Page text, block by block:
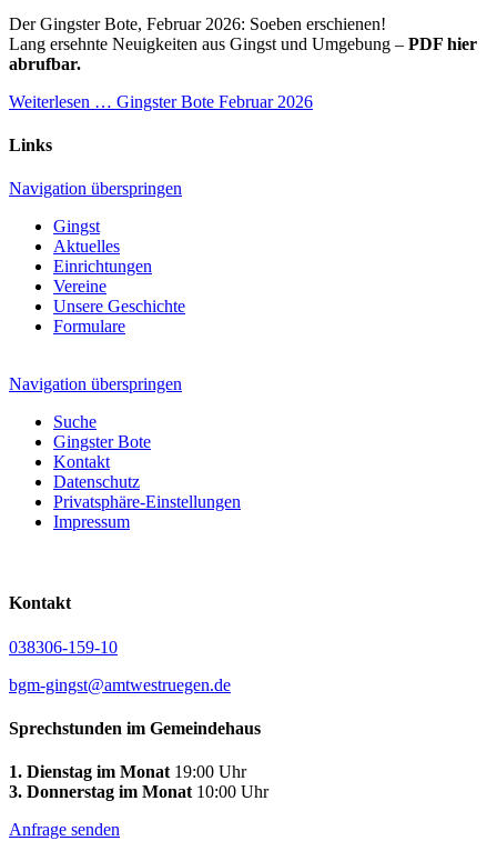
Der Gingster Bote, Februar 2026: Soeben erschienen!
Lang ersehnte Neuigkeiten aus Gingst und Umgebung – PDF hier
abrufbar.
Weiterlesen … Gingster Bote Februar 2026
Links
Navigation überspringen
Gingst
Aktuelles
Einrichtungen
Vereine
Unsere Geschichte
Formulare
Navigation überspringen
Suche
Gingster Bote
Kontakt
Datenschutz
Privatsphäre-Einstellungen
Impressum
Kontakt
038306-159-10
bgm-gingst@amtwestruegen.de
Sprechstunden im Gemeindehaus
1. Dienstag im Monat 19:00 Uhr
3. Donnerstag im Monat 10:00 Uhr
Anfrage senden